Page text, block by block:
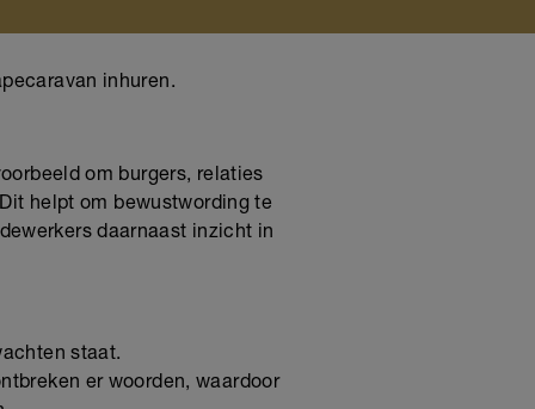
inhuren.
om burgers, relaties
helpt om bewustwording te
daarnaast inzicht in
staat.
er woorden, waardoor